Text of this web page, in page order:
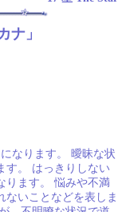
ナ」
なります。 曖昧な状
す。 はっきりしない
ります。 悩みや不満
ないことなどを表しま